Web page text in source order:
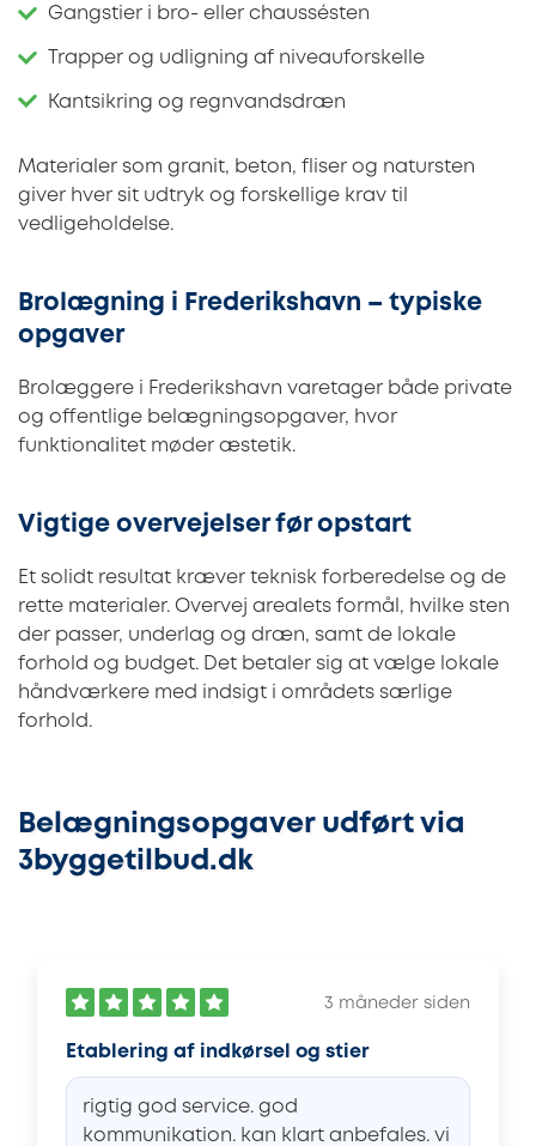
Gangstier i bro- eller chaussésten
Trapper og udligning af niveauforskelle
Kantsikring og regnvandsdræn
Materialer som granit, beton, fliser og natursten
giver hver sit udtryk og forskellige krav til
vedligeholdelse.
Brolægning i Frederikshavn – typiske
opgaver
Brolæggere i Frederikshavn varetager både private
og offentlige belægningsopgaver, hvor
funktionalitet møder æstetik.
Vigtige overvejelser før opstart
Et solidt resultat kræver teknisk forberedelse og de
rette materialer. Overvej arealets formål, hvilke sten
der passer, underlag og dræn, samt de lokale
forhold og budget. Det betaler sig at vælge lokale
håndværkere med indsigt i områdets særlige
forhold.
Belægningsopgaver udført via
3byggetilbud.dk
3 måneder siden
Etablering af indkørsel og stier
rigtig god service. god
kommunikation. kan klart anbefales. vi